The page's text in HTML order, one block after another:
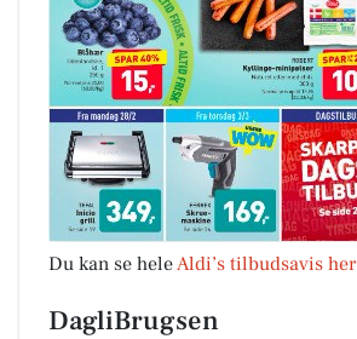
Du kan se heleAldi’s tilbudsavis her
DagliBrugsen